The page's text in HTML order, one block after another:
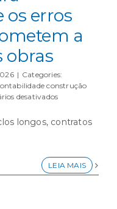
os erros
a
obras
| Categories:
construção
desativadosem
para
os
erros
longos, contratos
LEIA MAIS